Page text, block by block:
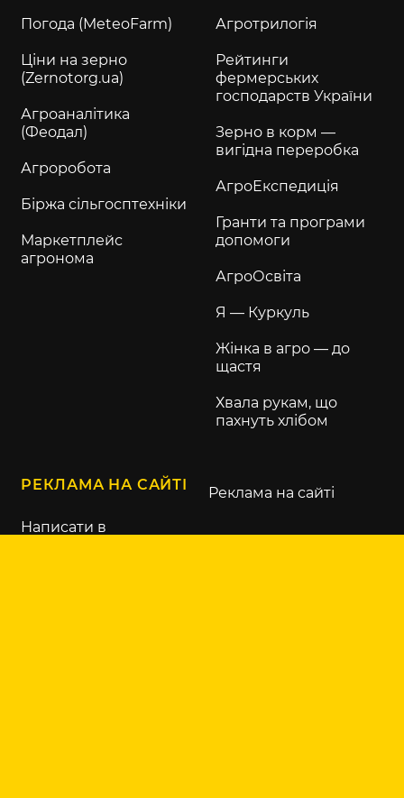
Погода (MeteoFarm)
Ціни на зерно
(Zernotorg.ua)
Агроаналітика
(Феодал)
Агроробота
Біржа сільгосптехніки
Маркетплейс
агронома
Агротрилогія
Рейтинги
фермерських
господарств України
Зерно в корм —
вигідна переробка
АгроЕкспедиція
Гранти та програми
допомоги
АгроОсвіта
Я — Куркуль
Жінка в агро — до
щастя
Хвала рукам, що
пахнуть хлібом
РЕКЛАМА НА САЙТІ
Написати в
Реклама на сайті